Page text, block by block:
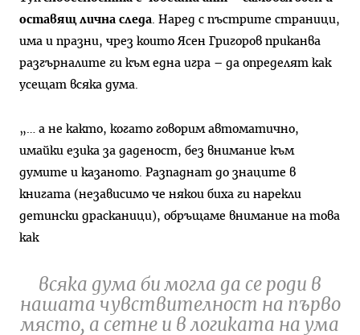
оставящ лична следа . Наред с пъстрите страници,
има и празни, чрез които Ясен Григоров приканва
разгърналите ги към една игра – да определят как
усещат всяка дума.
„… а не както, когато говорим автоматично,
имайки езика за даденост, без внимание към
думите и казаното. Разпаднат до знаците в
книгата (независимо че някои биха ги нарекли
детински драсканици), обръщаме внимание на това
как
всяка дума би могла да се роди в
нашата чувствителност на първо
място, а сетне и в логиката на ума